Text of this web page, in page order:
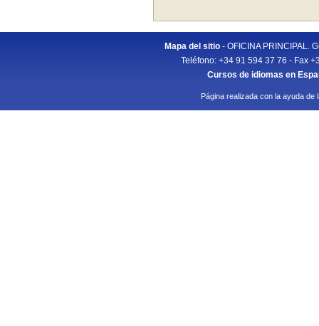
Mapa del sitio- OFICINA PRINCIPAL.
Teléfono: +34 91 594 37 76 - Fax
Cursos de idiomas en
Página realizada con la ayuda